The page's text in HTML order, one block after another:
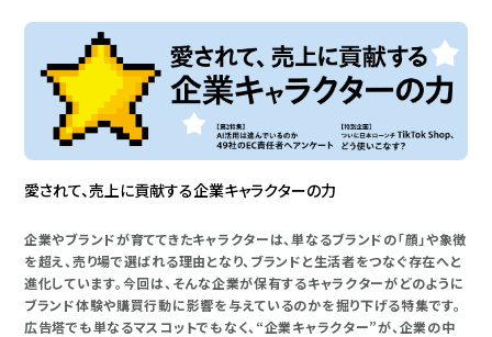
愛されて、売上に貢献する企業キャラクターの力
企業やブランドが育ててきたキャラクターは、単なるブランドの「顔」や象徴
を超え、売り場で選ばれる理由となり、ブランドと生活者をつなぐ存在へと
進化しています。今回は、そんな企業が保有するキャラクターがどのように
ブランド体験や購買行動に影響を与えているのかを掘り下げる特集です。
広告塔でも単なるマスコットでもなく、“企業キャラクター”が、企業の中